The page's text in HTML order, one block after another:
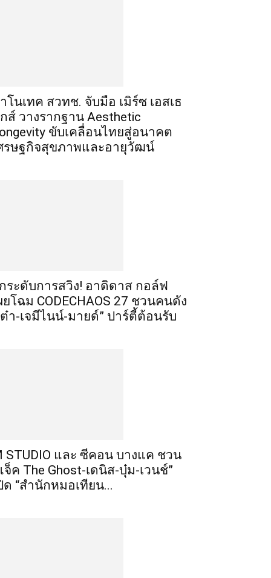
โนเทค สวทช. จับมือ เมิร์ซ เอสเธ
ส์ วางรากฐาน Aesthetic
ขับเคลื่อนไทยสู่อนาคต
รษฐกิจสุขภาพและอายุวัฒน์
ระดับการสวิง! อาดิดาส กอล์ฟ
ยโฉม CODECHAOS 27 ชวนคนดัง
ต๋า-เจมีไนน์-มายด์” ปาร์ตี้ต้อนรับ
STUDIO และ ซีคอน บางแค ชวน
จ็ค The Ghost-เดนิส-บุ๋ม-เวนช์”
ด “สำนักหมอเทียน...